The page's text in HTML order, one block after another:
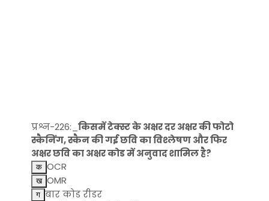
प्रश्न-226:_ किसमें टेक्स्ट के अक्षर दर अक्षर की फोटो
स्कैनिंग, स्कैन की गई छवि का विश्लेषण और फिर
अक्षर छवि का अक्षर कोड में अनुवाद शामिल है?
OCR
OMR
बार कोड रीडर